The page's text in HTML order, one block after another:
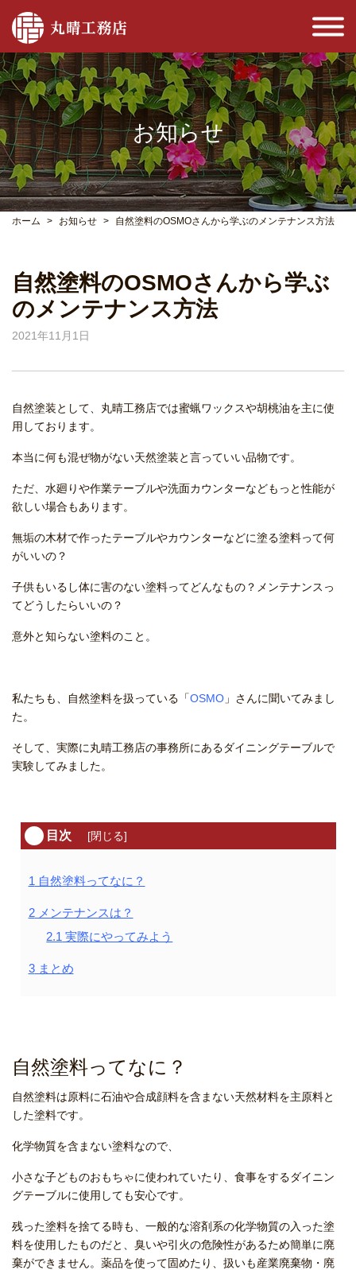
お知らせ
ホーム お知らせ 自然塗料のOSMOさんから学ぶのメンテナンス方法
自然塗料のOSMOさんから学ぶ
のメンテナンス方法
2021年11月1日
自然塗装として、丸晴工務店では蜜蝋ワックスや胡桃油を主に使
用しております。
本当に何も混ぜ物がない天然塗装と言っていい品物です。
ただ、水廻りや作業テーブルや洗面カウンターなどもっと性能が
欲しい場合もあります。
無垢の木材で作ったテーブルやカウンターなどに塗る塗料って何
がいいの？
子供もいるし体に害のない塗料ってどんなもの？メンテナンスっ
てどうしたらいいの？
意外と知らない塗料のこと。
私たちも、自然塗料を扱っている「OSMO 」さんに聞いてみまし
た。
そして、実際に丸晴工務店の事務所にあるダイニングテーブルで
実験してみました。
目次 [閉じる]
1 自然塗料ってなに？
2メンテナンスは？
2.1 実際にやってみよう
3まとめ
自然塗料ってなに？
自然塗料は原料に石油や合成顔料を含まない天然材料を主原料と
した塗料です。
化学物質を含まない塗料なので、
小さな子どものおもちゃに使われていたり、食事をするダイニン
グテーブルに使用しても安心です。
残った塗料を捨てる時も、一般的な溶剤系の化学物質の入った塗
料を使用したものだと、臭いや引火の危険性があるため簡単に廃
棄ができません。薬品を使って固めたり、扱いも産業廃棄物・廃